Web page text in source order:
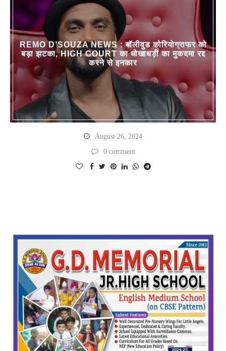
REMO D’SOUZA NEWS : बॉलीवुड कोरियोग्राफर को
बड़ा झटका, HIGH COURT का धोखाधड़ी का मुकदमा रद्द
करने से इनकार
August 26, 2024
0 comment